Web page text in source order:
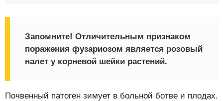
Запомните! Отличительным признаком
поражения фузариозом является розовый
налет у корневой шейки растений.
Почвенный патоген зимует в больной ботве и плодах.